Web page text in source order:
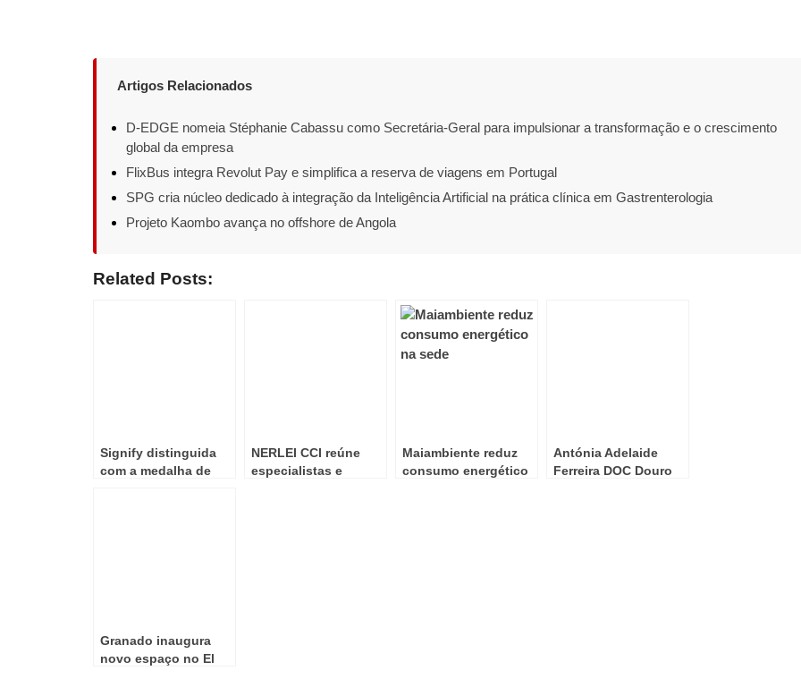
Artigos Relacionados
D-EDGE nomeia Stéphanie Cabassu como Secretária-Geral para impulsionar a transformação e o crescimento
global da empresa
FlixBus integra Revolut Pay e simplifica a reserva de viagens em Portugal
SPG cria núcleo dedicado à integração da Inteligência Artificial na prática clínica em Gastrenterologia
Projeto Kaombo avança no offshore de Angola
Related Posts:
Signify distinguida
com a medalha de
NERLEI CCI reúne
especialistas e
Maiambiente reduz
consumo energético
Antónia Adelaide
Ferreira DOC Douro
Granado inaugura
novo espaço no El